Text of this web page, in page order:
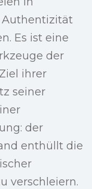
Authentizität
Es ist eine
der
ihrer
seiner
der
enthüllt die
verschleiern.